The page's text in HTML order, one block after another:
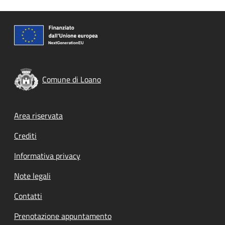
Comune di Loano
Footer menu
Area riservata
Crediti
Informativa privacy
Note legali
Contatti
Prenotazione appuntamento